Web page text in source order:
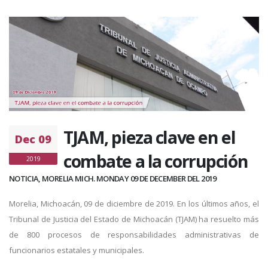
Dec 09
2019
TJAM, pieza clave en el
combate a la corrupción
NOTICIA, MORELIA MICH. MONDAY 09 DE DECEMBER DEL 2019
Morelia, Michoacán, 09 de diciembre de 2019. En los últimos años, el
Tribunal de Justicia del Estado de Michoacán (TJAM) ha resuelto más
de 800 procesos de responsabilidades administrativas de
funcionarios estatales y municipales.